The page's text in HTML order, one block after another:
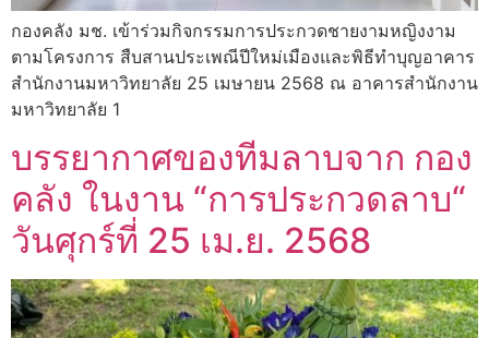
กองคลัง มช. เข้าร่วมกิจกรรมการประกวดชายงามหญิงงาม
ตามโครงการ สืบสานประเพณีปีใหม่เมืองและพิธีทำบุญอาคาร
สำนักงานมหาวิทยาลัย 25 เมษายน 2568 ณ อาคารสำนักงาน
มหาวิทยาลัย 1
บรรยากาศของทีมลาบจาก กอง
คลัง ในงาน “การประกวดลาบ“
วันศุกร์ที่ 25 เม.ย. 2568